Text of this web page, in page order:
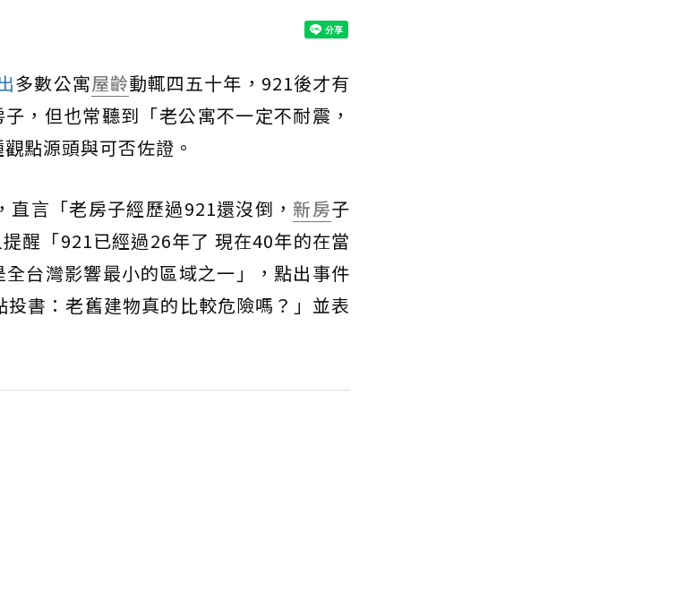
多數公寓屋齡動輒四五十年，921後才有
，但也常聽到「老公寓不一定不耐震，
點源頭與可否佐證。
直言「老房子經歷過921還沒倒， 新房子
醒「921已經過26年了 現在40年的在當
台灣影響最小的區域之一」，點出事件
書：老舊建物真的比較危險嗎？」並表